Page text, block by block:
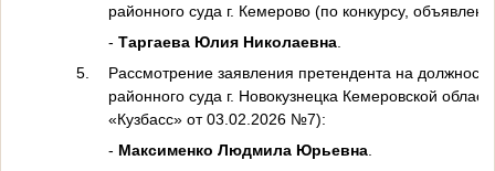
районного суда г. Кемерово (по конкурсу,
- Таргаева Юлия Николаевна.
5.
Рассмотрение заявления претендента на
районного суда г. Новокузнецка Кемеровской
«Кузбасс» от 03.02.2026 №7):
- Максименко Людмила Юрьевна.